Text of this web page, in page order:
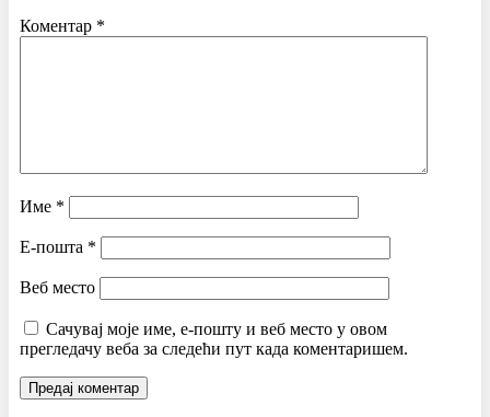
Коментар *
Име *
Е-пошта *
Веб место
Сачувај моје име, е-пошту и веб место у овом
прегледачу веба за следећи пут када коментаришем.